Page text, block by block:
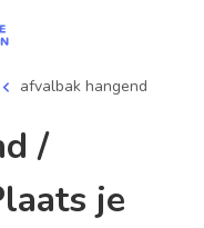
afvalbak hangend
je